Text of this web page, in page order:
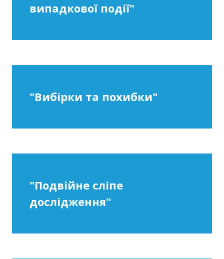
випадкової події"
"Вибірки та похибки"
"Подвійне сліпе
дослідження"